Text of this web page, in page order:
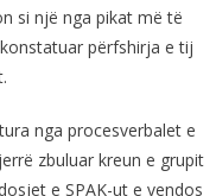
si një nga pikat më të
përfshirja e tij
nga procesverbalet e
zbuluar kreun e grupit
e SPAK-ut e vendos